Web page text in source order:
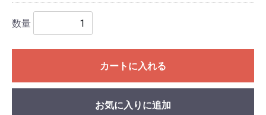
数量
カートに入れる
お気に入りに追加